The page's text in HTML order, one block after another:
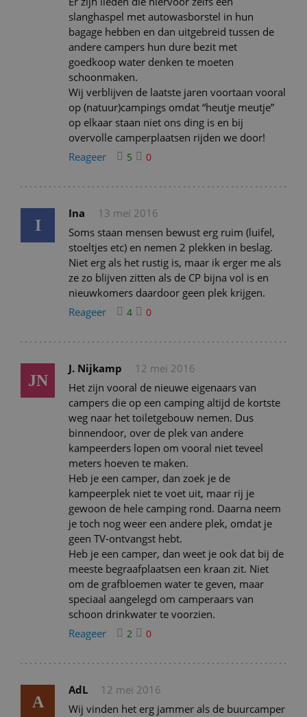
slanghaspel met autowasborstel in hun
bagage hebben en dan uitgebreid tussen de
andere campers hun dure bezit met
goedkoop water denken te moeten
schoonmaken.
Wij verblijven de laatste jaren voortaan vooral
op (natuur)campings omdat “heutje meutje”
op elkaar staan niet ons ding is en bij
overvolle camperplaatsen rijden we door!
Reageer
5 0
I
Ina
13 mei 2016
Soms staan mensen bewust erg ruim (luifel,
stoeltjes etc) en nemen 2 plekken in beslag.
Niet erg als het rustig is, maar ik erger me als
ze zo blijven zitten als de CP bijna vol is en
nieuwkomers daardoor geen plek krijgen.
Reageer
4 0
JN
J. Nijkamp
12 mei 2016
Het zijn vooral de nieuwe eigenaars van
campers die op een camping altijd de kortste
weg naar het toiletgebouw nemen. Dus
binnendoor, over de plek van andere
kampeerders lopen om vooral niet teveel
meters hoeven te maken.
Heb je een camper, dan zoek je de
kampeerplek niet te voet uit, maar rij je
gewoon de hele camping rond. Daarna neem
je toch nog weer een andere plek, omdat je
geen TV-ontvangst hebt.
Heb je een camper, dan weet je ook dat bij de
meeste begraafplaatsen een kraan zit. Niet
om de grafbloemen water te geven, maar
speciaal aangelegd om camperaars van
schoon drinkwater te voorzien.
Reageer
2 0
A
AdL
12 mei 2016
Wij vinden het erg jammer als de buurcamper